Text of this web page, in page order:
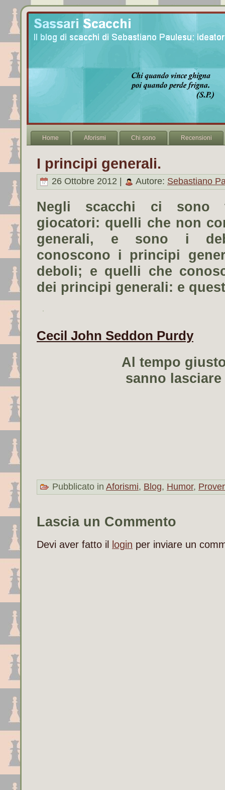
Home Aforismi Chi sono Recensioni
I principi generali.
26 Ottobre 2012 | Autore: Sebastiano
Negli scacchi ci sono
giocatori: quelli che non
generali, e sono i
conoscono i principi
deboli; e quelli che
dei principi generali: e
Cecil John Seddon Purdy
Al tempo
sanno
Pubblicato in Aforismi, Blog, Humor,
Lascia un Commento
Devi aver fatto il login per inviare un